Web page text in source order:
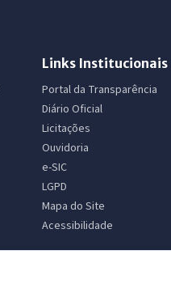
Links Institucionais
Portal da Transparência
Diário Oficial
Licitações
Ouvidoria
e-SIC
LGPD
Mapa do Site
Acessibilidade